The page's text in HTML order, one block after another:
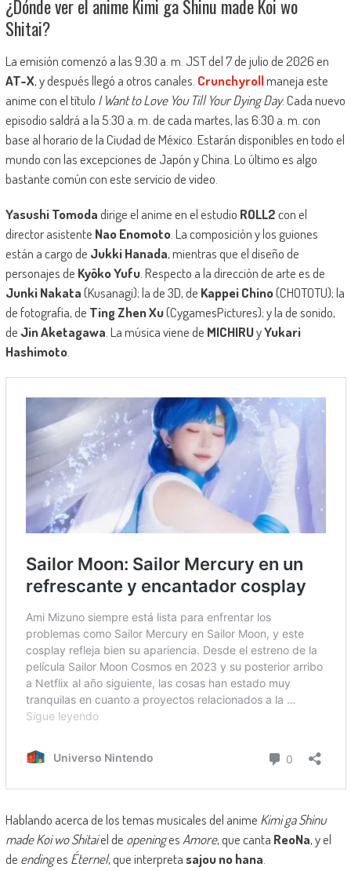
¿Dónde ver el anime Kimi ga Shinu made Koi wo
Shitai?
La emisión comenzó a las 9:30 a. m. JST del 7 de julio de 2026 en
AT-X, y después llegó a otros canales. Crunchyrollmaneja este
anime con el título I Want to Love You Till Your Dying Day. Cada nuevo
episodio saldrá a la 5:30 a. m. de cada martes, las 6:30 a. m. con
base al horario de la Ciudad de México. Estarán disponibles en todo el
mundo con las excepciones de Japón y China. Lo último es algo
bastante común con este servicio de video.
Yasushi Tomodadirige el anime en el estudio ROLL2con el
director asistente Nao Enomoto. La composición y los guiones
están a cargo de Jukki Hanada, mientras que el diseño de
personajes de Kyōko Yufu. Respecto a la dirección de arte es de
Junki Nakata(Kusanagi); la de 3D, de Kappei Chino(CHOTOTU); la
de fotografía, de Ting Zhen Xu(CygamesPictures); y la de sonido,
de Jin Aketagawa . La música viene de MICHIRUyYukari
Hashimoto.
Hablando acerca de los temas musicales del anime Kimi ga Shinu
made Koi wo Shitaiel de openinges Amore, que canta ReoNa, y el
de endinges Éternel, que interpretasajou no hana